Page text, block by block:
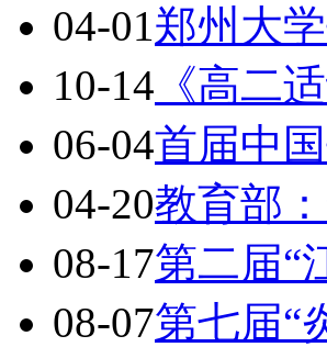
04-01郑州大
10-14 《高二
06-04首届中
04-20教育部
08-17第二届“
08-07第七届“